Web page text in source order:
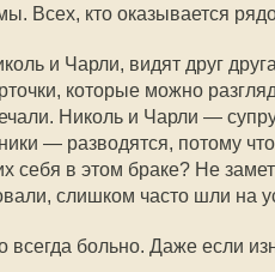
Всех, кто оказывается
и Чарли, видят друг
которые можно
Николь и Чарли —
— разводятся, потому
себя в этом браке? Не
слишком часто шли на
больно. Даже если